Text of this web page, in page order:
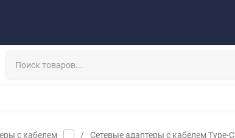
с кабелем / Сетевые адаптеры с кабелем Type-C